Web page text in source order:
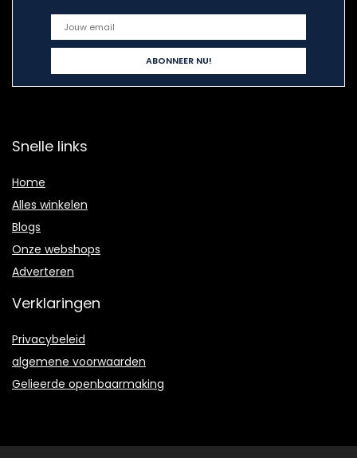
Snelle links
Home
Alles winkelen
Blogs
Onze webshops
Adverteren
Verklaringen
Privacybeleid
algemene voorwaarden
Gelieerde openbaarmaking